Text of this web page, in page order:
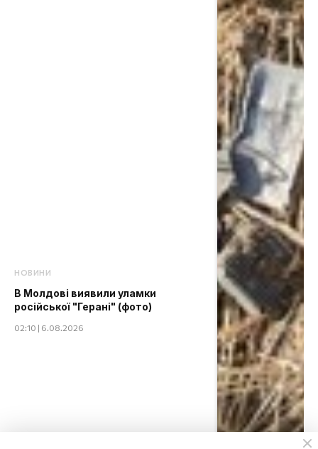
НОВИНИ
В Молдові виявили уламки
російської "Герані" (фото)
02:10 | 6.08.2026